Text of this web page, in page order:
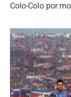
Colo-Colo por